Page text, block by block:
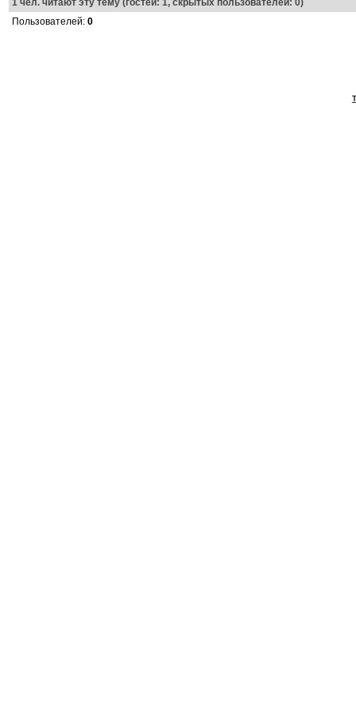
1чел. читают эту тему (гостей: 1, скрытых пользователей: 0)
Пользователей: 0